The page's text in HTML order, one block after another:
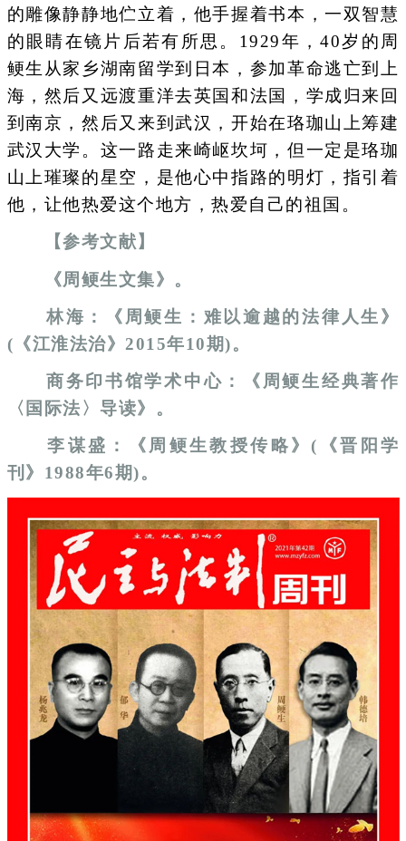
的雕像静静地伫立着，他手握着书本，一双智慧
的眼睛在镜片后若有所思。1929年，40岁的周
鲠生从家乡湖南留学到日本，参加革命逃亡到上
海，然后又远渡重洋去英国和法国，学成归来回
到南京，然后又来到武汉，开始在珞珈山上筹建
武汉大学。这一路走来崎岖坎坷，但一定是珞珈
山上璀璨的星空，是他心中指路的明灯，指引着
他，让他热爱这个地方，热爱自己的祖国。
【参考文献】
《周鲠生文集》。
林海：《周鲠生：难以逾越的法律人生》
(《江淮法治》2015年10期)。
商务印书馆学术中心：《周鲠生经典著作
〈国际法〉导读》。
李谋盛：《周鲠生教授传略》(《晋阳学
刊》1988年6期)。